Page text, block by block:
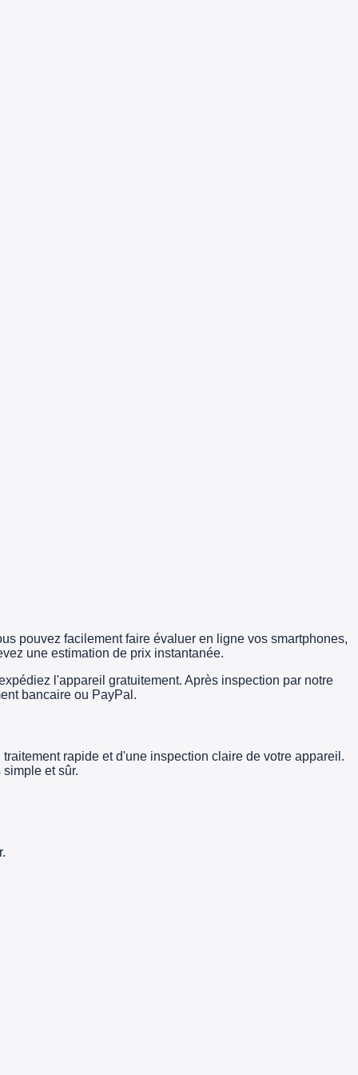
pouvez facilement faire évaluer en ligne vos smartphones,
une estimation de prix instantanée.
l'appareil gratuitement. Après inspection par notre
bancaire ou PayPal.
rapide et d'une inspection claire de votre appareil.
et sûr.